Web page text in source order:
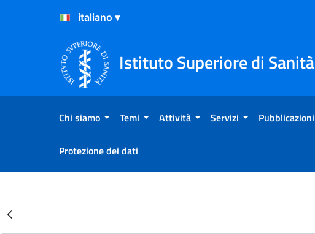
Salta al Contenuto
Salta al Footer
Istituto Superiore di Sanità
Chi siamo Temi Attività Servizi Pubblicazioni
Protezione dei dati
Risultati della Ricerca - Eventi